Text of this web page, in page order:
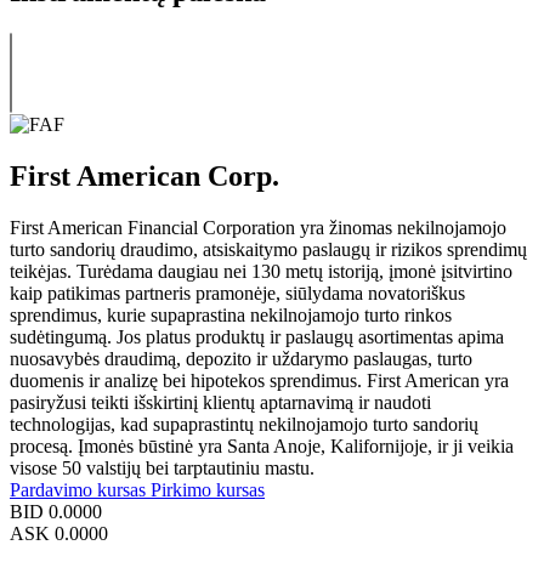
First American Corp.
First American Financial Corporation yra žinomas nekilnojamojo
turto sandorių draudimo, atsiskaitymo paslaugų ir rizikos sprendimų
teikėjas. Turėdama daugiau nei 130 metų istoriją, įmonė įsitvirtino
kaip patikimas partneris pramonėje, siūlydama novatoriškus
sprendimus, kurie supaprastina nekilnojamojo turto rinkos
sudėtingumą. Jos platus produktų ir paslaugų asortimentas apima
nuosavybės draudimą, depozito ir uždarymo paslaugas, turto
duomenis ir analizę bei hipotekos sprendimus. First American yra
pasiryžusi teikti išskirtinį klientų aptarnavimą ir naudoti
technologijas, kad supaprastintų nekilnojamojo turto sandorių
procesą. Įmonės būstinė yra Santa Anoje, Kalifornijoje, ir ji veikia
visose 50 valstijų bei tarptautiniu mastu.
Pardavimo kursas Pirkimo kursas
BID 0.0000
ASK 0.0000